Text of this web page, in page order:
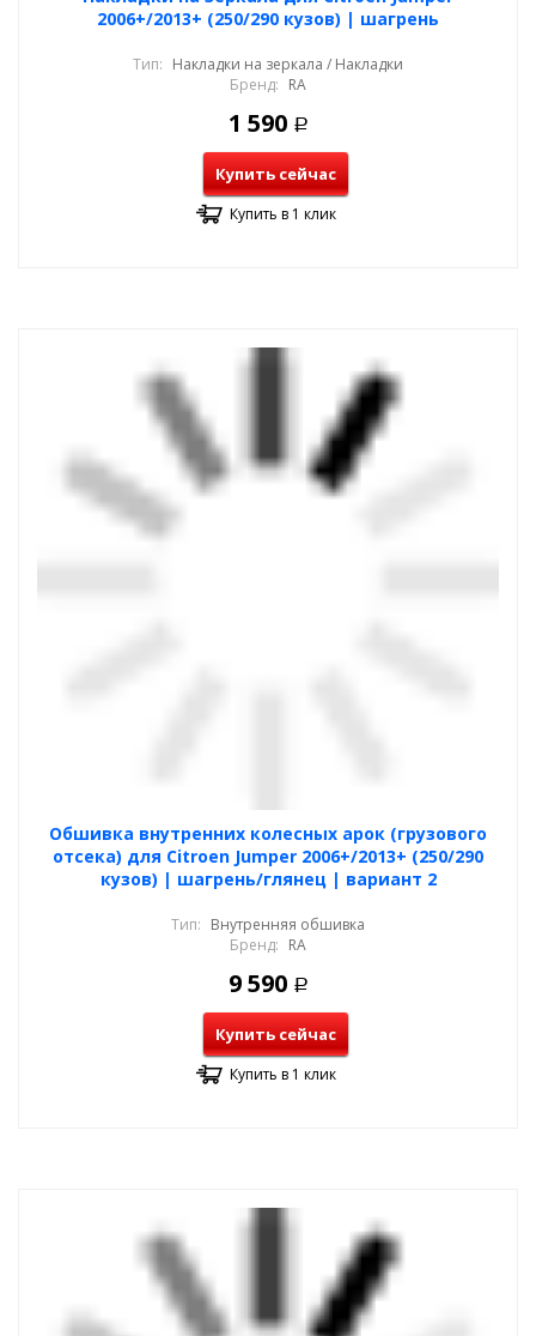
2006+/2013+ (250/290 кузов) | шагрень
Тип: Накладки на зеркала / Накладки
Бренд: RA
1 590 Р
Купить сейчас
Купить в 1 клик
Обшивка внутренних колесных арок (грузового
отсека) для Citroen Jumper 2006+/2013+ (250/290
кузов) | шагрень/глянец | вариант 2
Тип: Внутренняя обшивка
Бренд: RA
9 590 Р
Купить сейчас
Купить в 1 клик